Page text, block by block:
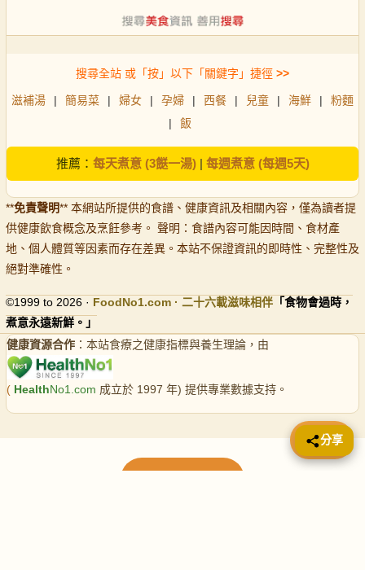
搜尋全站 或「按」以下「關鍵字」捷徑 >>
滋補湯 | 簡易菜 | 婦女 | 孕婦 | 西餐 | 兒童 | 海鮮 |
粉麵
|
飯
推薦： 每天煮意 (3餸一湯)| 每週煮意 (每週5天)
**免責聲明** 本網站所提供的食譜、健康資訊及相關內容，僅為讀者提
供健康飲食概念及烹飪參考。 聲明：食譜內容可能因時間、食材產
地、個人體質等因素而存在差異。本站不保證資訊的即時性、完整性及
絕對準確性。
©1999 to 2026 · FoodNo1.com · 二十六載滋味相伴 「食物會過時，
煮意永遠新鮮。」
健康資源合作 ：本站食療之健康指標與養生理論，由
( HealthNo1.com 成立於 1997 年) 提供專業數據支持。
📤 分享
分享